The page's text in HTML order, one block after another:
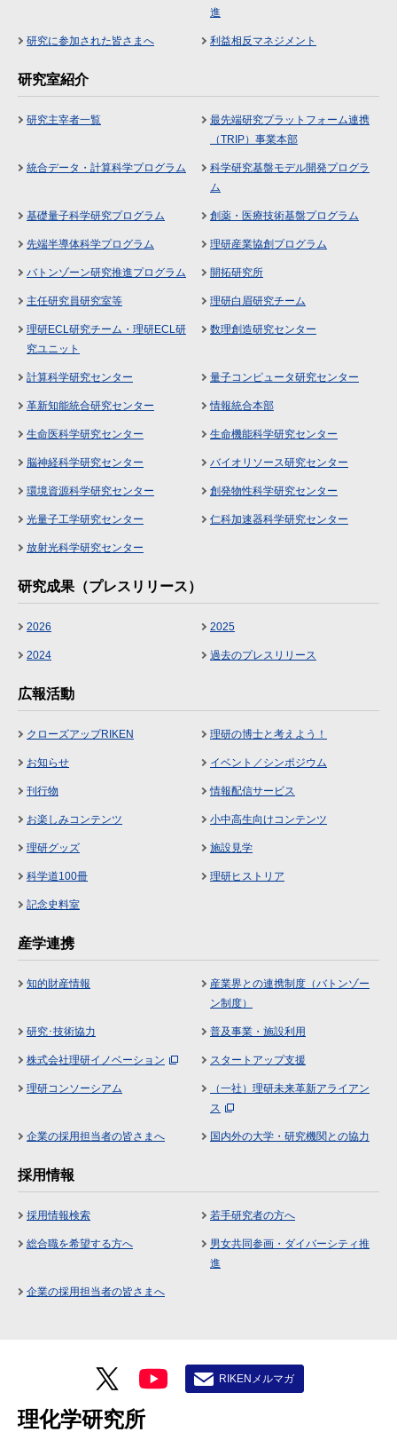
進
研究に参加された皆さまへ 利益相反マネジメント
研究室紹介
研究主宰者一覧
最先端研究プラットフォーム連携
（TRIP）事業本部
統合データ・計算科学プログラム
科学研究基盤モデル開発プログラ
ム
基礎量子科学研究プログラム 創薬・医療技術基盤プログラム
先端半導体科学プログラム 理研産業協創プログラム
バトンゾーン研究推進プログラム 開拓研究所
主任研究員研究室等 理研白眉研究チーム
理研ECL研究チーム・理研ECL研
究ユニット
数理創造研究センター
計算科学研究センター 量子コンピュータ研究センター
革新知能統合研究センター 情報統合本部
生命医科学研究センター 生命機能科学研究センター
脳神経科学研究センター バイオリソース研究センター
環境資源科学研究センター 創発物性科学研究センター
光量子工学研究センター 仁科加速器科学研究センター
放射光科学研究センター
研究成果（プレスリリース）
2026 2025
2024 過去のプレスリリース
広報活動
クローズアップRIKEN 理研の博士と考えよう！
お知らせ イベント／シンポジウム
刊行物 情報配信サービス
お楽しみコンテンツ 小中高生向けコンテンツ
理研グッズ 施設見学
科学道100冊 理研ヒストリア
記念史料室
産学連携
知的財産情報
産業界との連携制度（バトンゾー
ン制度）
研究･技術協力 普及事業・施設利用
株式会社理研イノベーション スタートアップ支援
理研コンソーシアム
（一社）理研未来革新アライアン
ス
企業の採用担当者の皆さまへ 国内外の大学・研究機関との協力
採用情報
採用情報検索 若手研究者の方へ
総合職を希望する方へ
男女共同参画・ダイバーシティ推
進
企業の採用担当者の皆さまへ
理化学研究所
RIKENメルマガ